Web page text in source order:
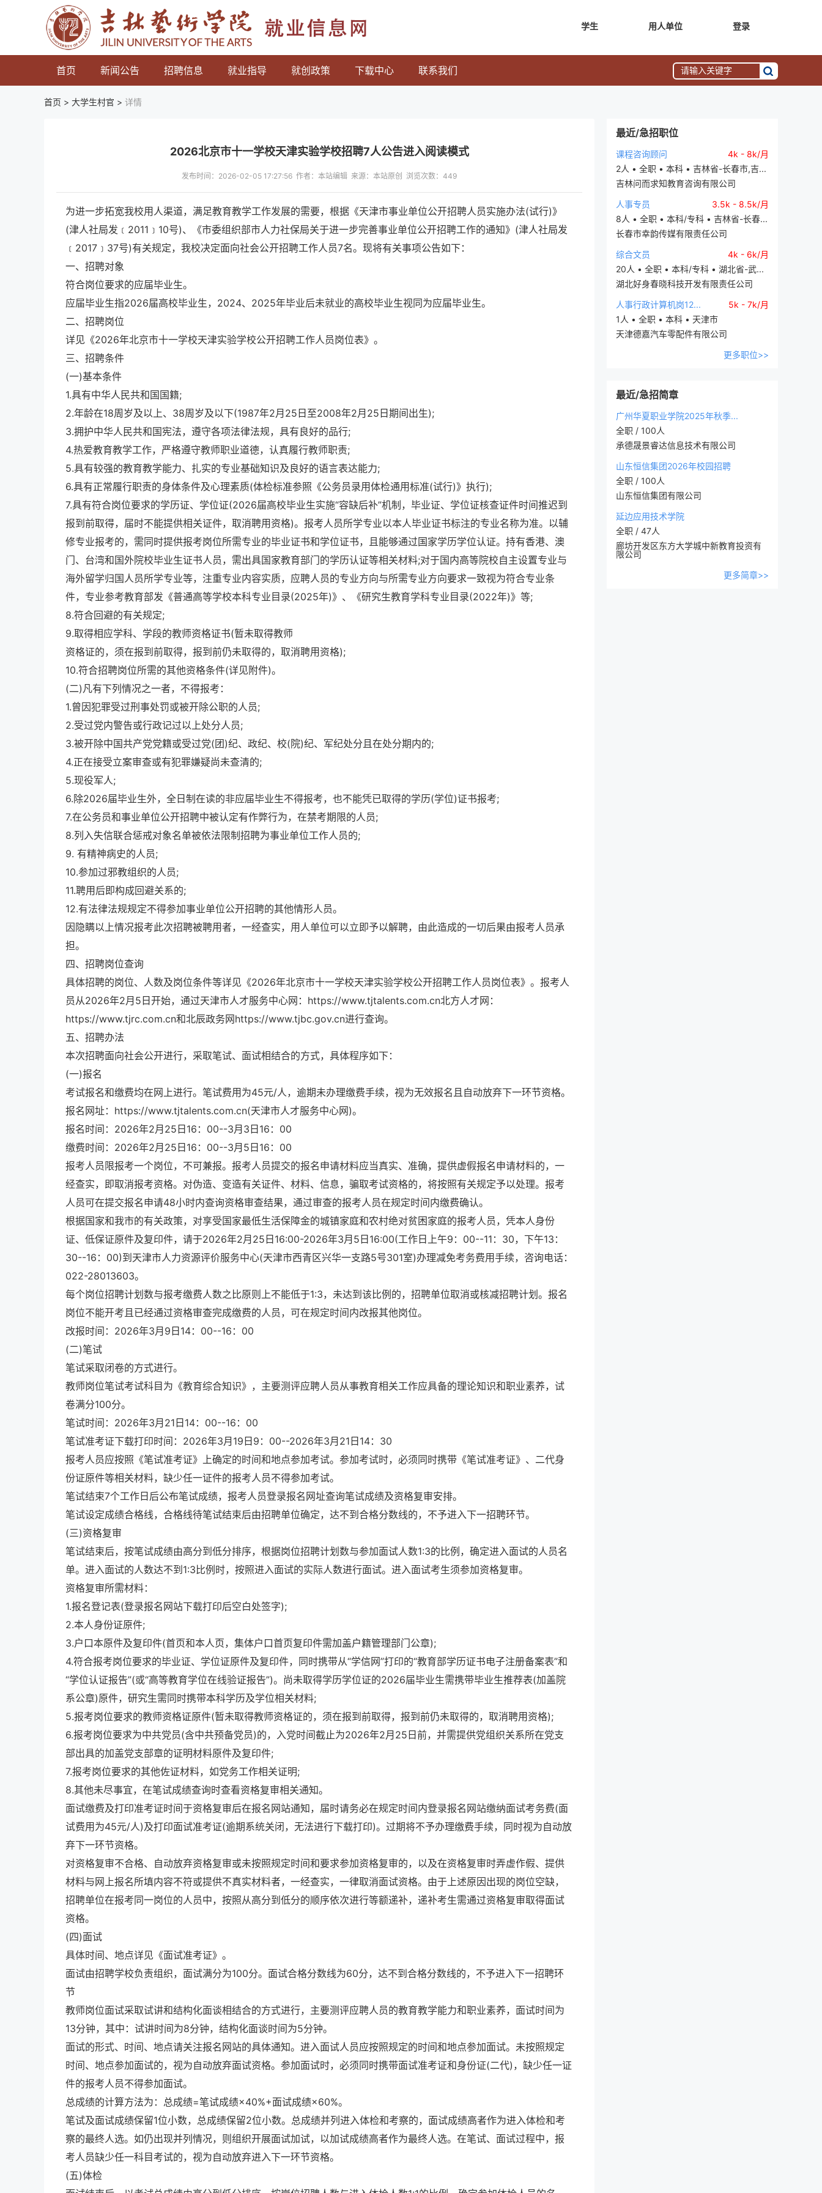
学生 用人单位 登录
首页 新闻公告 招聘信息 就业指导 就创政策 下载中心 联系我们
首页 > 大学生村官 > 详情
最近/急招职位
课程咨询顾问
4k - 8k/月
2人 • 全职 • 本科 • 吉林省-长春市,吉...
吉林问而求知教育咨询有限公司
人事专员
3.5k - 8.5k/月
8人 • 全职 • 本科/专科 • 吉林省-长春...
长春市幸韵传媒有限责任公司
综合文员
4k - 6k/月
20人 • 全职 • 本科/专科 • 湖北省-武...
湖北好身春晓科技开发有限责任公司
人事行政计算机岗12...
5k - 7k/月
1人 • 全职 • 本科 • 天津市
天津德嘉汽车零配件有限公司
更多职位>>
最近/急招简章
广州华夏职业学院2025年秋季...
全职 / 100人
承德晟景睿达信息技术有限公司
山东恒信集团2026年校园招聘
全职 / 100人
山东恒信集团有限公司
延边应用技术学院
全职 / 47人
廊坊开发区东方大学城中新教育投资有
限公司
更多简章>>
2026北京市十一学校天津实验学校招聘7人公告进入阅读模式
发布时间：2026-02-05 17:27:56 作者：本站编辑 来源：本站原创 浏览次数： 449
为进一步拓宽我校用人渠道，满足教育教学工作发展的需要，根据《天津市事业单位公开招聘人员实施办法(试行)》
(津人社局发﹝2011﹞10号)、《市委组织部市人力社保局关于进一步完善事业单位公开招聘工作的通知》(津人社局发
﹝2017﹞37号)有关规定，我校决定面向社会公开招聘工作人员7名。现将有关事项公告如下：
一、招聘对象
符合岗位要求的应届毕业生。
应届毕业生指2026届高校毕业生，2024、2025年毕业后未就业的高校毕业生视同为应届毕业生。
二、招聘岗位
详见《2026年北京市十一学校天津实验学校公开招聘工作人员岗位表》。
三、招聘条件
(一)基本条件
1.具有中华人民共和国国籍;
2.年龄在18周岁及以上、38周岁及以下(1987年2月25日至2008年2月25日期间出生);
3.拥护中华人民共和国宪法，遵守各项法律法规，具有良好的品行;
4.热爱教育教学工作，严格遵守教师职业道德，认真履行教师职责;
5.具有较强的教育教学能力、扎实的专业基础知识及良好的语言表达能力;
6.具有正常履行职责的身体条件及心理素质(体检标准参照《公务员录用体检通用标准(试行)》执行);
7.具有符合岗位要求的学历证、学位证(2026届高校毕业生实施“容缺后补”机制，毕业证、学位证核查证件时间推迟到
报到前取得，届时不能提供相关证件，取消聘用资格)。报考人员所学专业以本人毕业证书标注的专业名称为准。以辅
修专业报考的，需同时提供报考岗位所需专业的毕业证书和学位证书，且能够通过国家学历学位认证。持有香港、澳
门、台湾和国外院校毕业生证书人员，需出具国家教育部门的学历认证等相关材料;对于国内高等院校自主设置专业与
海外留学归国人员所学专业等，注重专业内容实质，应聘人员的专业方向与所需专业方向要求一致视为符合专业条
件，专业参考教育部发《普通高等学校本科专业目录(2025年)》、《研究生教育学科专业目录(2022年)》等;
8.符合回避的有关规定;
9.取得相应学科、学段的教师资格证书(暂未取得教师
资格证的，须在报到前取得，报到前仍未取得的，取消聘用资格);
10.符合招聘岗位所需的其他资格条件(详见附件)。
(二)凡有下列情况之一者，不得报考：
1.曾因犯罪受过刑事处罚或被开除公职的人员;
2.受过党内警告或行政记过以上处分人员;
3.被开除中国共产党党籍或受过党(团)纪、政纪、校(院)纪、军纪处分且在处分期内的;
4.正在接受立案审查或有犯罪嫌疑尚未查清的;
5.现役军人;
6.除2026届毕业生外，全日制在读的非应届毕业生不得报考，也不能凭已取得的学历(学位)证书报考;
7.在公务员和事业单位公开招聘中被认定有作弊行为，在禁考期限的人员;
8.列入失信联合惩戒对象名单被依法限制招聘为事业单位工作人员的;
9. 有精神病史的人员;
10.参加过邪教组织的人员;
11.聘用后即构成回避关系的;
12.有法律法规规定不得参加事业单位公开招聘的其他情形人员。
因隐瞒以上情况报考此次招聘被聘用者，一经查实，用人单位可以立即予以解聘，由此造成的一切后果由报考人员承
担。
四、招聘岗位查询
具体招聘的岗位、人数及岗位条件等详见《2026年北京市十一学校天津实验学校公开招聘工作人员岗位表》。报考人
员从2026年2月5日开始，通过天津市人才服务中心网：https://www.tjtalents.com.cn北方人才网：
https://www.tjrc.com.cn和北辰政务网https://www.tjbc.gov.cn进行查询。
五、招聘办法
本次招聘面向社会公开进行，采取笔试、面试相结合的方式，具体程序如下：
(一)报名
考试报名和缴费均在网上进行。笔试费用为45元/人，逾期未办理缴费手续，视为无效报名且自动放弃下一环节资格。
报名网址：https://www.tjtalents.com.cn(天津市人才服务中心网)。
报名时间：2026年2月25日16：00--3月3日16：00
缴费时间：2026年2月25日16：00--3月5日16：00
报考人员限报考一个岗位，不可兼报。报考人员提交的报名申请材料应当真实、准确，提供虚假报名申请材料的，一
经查实，即取消报考资格。对伪造、变造有关证件、材料、信息，骗取考试资格的，将按照有关规定予以处理。报考
人员可在提交报名申请48小时内查询资格审查结果，通过审查的报考人员在规定时间内缴费确认。
根据国家和我市的有关政策，对享受国家最低生活保障金的城镇家庭和农村绝对贫困家庭的报考人员，凭本人身份
证、低保证原件及复印件，请于2026年2月25日16:00-2026年3月5日16:00(工作日上午9：00--11：30，下午13：
30--16：00)到天津市人力资源评价服务中心(天津市西青区兴华一支路5号301室)办理减免考务费用手续，咨询电话：
022-28013603。
每个岗位招聘计划数与报考缴费人数之比原则上不能低于1:3，未达到该比例的，招聘单位取消或核减招聘计划。报名
岗位不能开考且已经通过资格审查完成缴费的人员，可在规定时间内改报其他岗位。
改报时间：2026年3月9日14：00--16：00
(二)笔试
笔试采取闭卷的方式进行。
教师岗位笔试考试科目为《教育综合知识》，主要测评应聘人员从事教育相关工作应具备的理论知识和职业素养，试
卷满分100分。
笔试时间：2026年3月21日14：00--16：00
笔试准考证下载打印时间：2026年3月19日9：00--2026年3月21日14：30
报考人员应按照《笔试准考证》上确定的时间和地点参加考试。参加考试时，必须同时携带《笔试准考证》、二代身
份证原件等相关材料，缺少任一证件的报考人员不得参加考试。
笔试结束7个工作日后公布笔试成绩，报考人员登录报名网址查询笔试成绩及资格复审安排。
笔试设定成绩合格线，合格线待笔试结束后由招聘单位确定，达不到合格分数线的，不予进入下一招聘环节。
(三)资格复审
笔试结束后，按笔试成绩由高分到低分排序，根据岗位招聘计划数与参加面试人数1:3的比例，确定进入面试的人员名
单。进入面试的人数达不到1:3比例时，按照进入面试的实际人数进行面试。进入面试考生须参加资格复审。
资格复审所需材料：
1.报名登记表(登录报名网站下载打印后空白处签字);
2.本人身份证原件;
3.户口本原件及复印件(首页和本人页，集体户口首页复印件需加盖户籍管理部门公章);
4.符合报考岗位要求的毕业证、学位证原件及复印件，同时携带从“学信网”打印的“教育部学历证书电子注册备案表”和
“学位认证报告”(或“高等教育学位在线验证报告”)。尚未取得学历学位证的2026届毕业生需携带毕业生推荐表(加盖院
系公章)原件，研究生需同时携带本科学历及学位相关材料;
5.报考岗位要求的教师资格证原件(暂未取得教师资格证的，须在报到前取得，报到前仍未取得的，取消聘用资格);
6.报考岗位要求为中共党员(含中共预备党员)的，入党时间截止为2026年2月25日前，并需提供党组织关系所在党支
部出具的加盖党支部章的证明材料原件及复印件;
7.报考岗位要求的其他佐证材料，如党务工作相关证明;
8.其他未尽事宜，在笔试成绩查询时查看资格复审相关通知。
面试缴费及打印准考证时间于资格复审后在报名网站通知，届时请务必在规定时间内登录报名网站缴纳面试考务费(面
试费用为45元/人)及打印面试准考证(逾期系统关闭，无法进行下载打印)。过期将不予办理缴费手续，同时视为自动放
弃下一环节资格。
对资格复审不合格、自动放弃资格复审或未按照规定时间和要求参加资格复审的，以及在资格复审时弄虚作假、提供
材料与网上报名所填内容不符或提供不真实材料者，一经查实，一律取消面试资格。由于上述原因出现的岗位空缺，
招聘单位在报考同一岗位的人员中，按照从高分到低分的顺序依次进行等额递补，递补考生需通过资格复审取得面试
资格。
(四)面试
具体时间、地点详见《面试准考证》。
面试由招聘学校负责组织，面试满分为100分。面试合格分数线为60分，达不到合格分数线的，不予进入下一招聘环
节
教师岗位面试采取试讲和结构化面谈相结合的方式进行，主要测评应聘人员的教育教学能力和职业素养，面试时间为
13分钟，其中：试讲时间为8分钟，结构化面谈时间为5分钟。
面试的形式、时间、地点请关注报名网站的具体通知。进入面试人员应按照规定的时间和地点参加面试。未按照规定
时间、地点参加面试的，视为自动放弃面试资格。参加面试时，必须同时携带面试准考证和身份证(二代)，缺少任一证
件的报考人员不得参加面试。
总成绩的计算方法为：总成绩=笔试成绩×40%+面试成绩×60%。
笔试及面试成绩保留1位小数，总成绩保留2位小数。总成绩并列进入体检和考察的，面试成绩高者作为进入体检和考
察的最终人选。如仍出现并列情况，则组织开展面试加试，以加试成绩高者作为最终人选。在笔试、面试过程中，报
考人员缺少任一科目考试的，视为自动放弃进入下一环节资格。
(五)体检